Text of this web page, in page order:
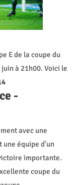
E de la coupe du
à 21h00. Voici le
-
avec une
une équipe d'un
importante.
coupe du